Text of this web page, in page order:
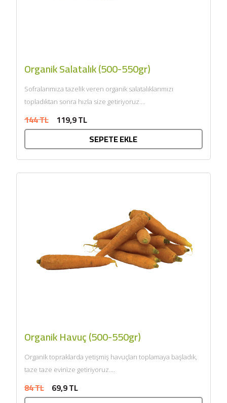
Organik Salatalık (500-550gr)
Sofralarımıza tazelik veren organik salatalıklarımızı
topladıktan sonra hızla size getiriyoruz....
144 TL 119,9 TL
SEPETE EKLE
Organik Havuç (500-550gr)
Organik topraklarda yetişmiş havuçları toplamaya başladık,
taze taze evinize getiriyoruz....
84 TL 69,9 TL